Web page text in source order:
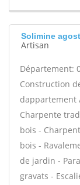
Solimine
Artisan
Département:
Construction
Charpente
bois -
bois -
de jardin -
gravats -